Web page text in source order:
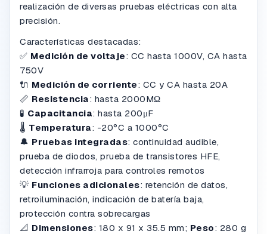
realización de diversas pruebas eléctricas con alta
precisión.
Características destacadas:
✅ Medición de voltaje: CC hasta 1000V, CA hasta
750V
🔌 Medición de corriente: CC y CA hasta 20A
📏 Resistencia: hasta 2000MΩ
🧪 Capacitancia: hasta 200μF
🌡️ Temperatura: -20°C a 1000°C
🔔 Pruebas integradas: continuidad audible,
prueba de diodos, prueba de transistores HFE,
detección infrarroja para controles remotos
💡 Funciones adicionales: retención de datos,
retroiluminación, indicación de batería baja,
protección contra sobrecargas
📐 Dimensiones: 180 x 91 x 35.5 mm; Peso: 280 g